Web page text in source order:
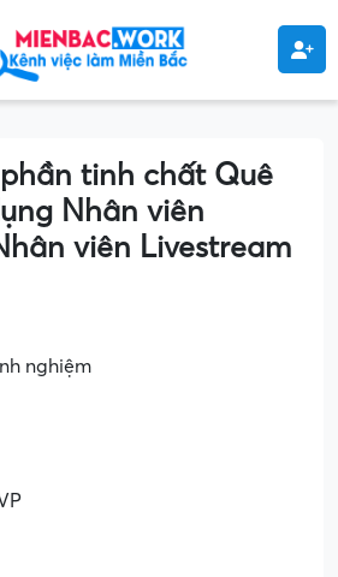
tinh chất Quê
Nhân viên
viên Livestream
nghiệm